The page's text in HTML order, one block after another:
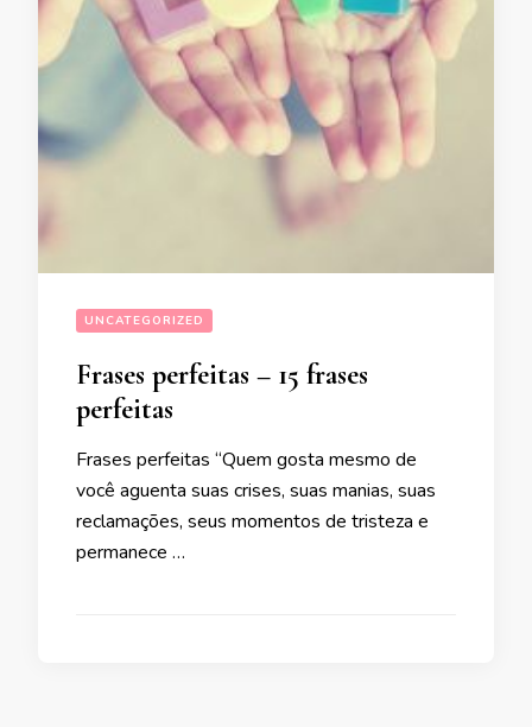
UNCATEGORIZED
Frases perfeitas – 15 frases
perfeitas
Frases perfeitas “Quem gosta mesmo de
você aguenta suas crises, suas manias, suas
reclamações, seus momentos de tristeza e
permanece …